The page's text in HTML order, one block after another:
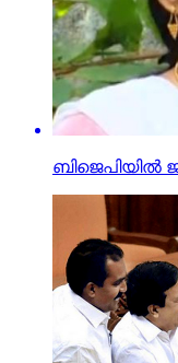
ബിജെപിയില്‍